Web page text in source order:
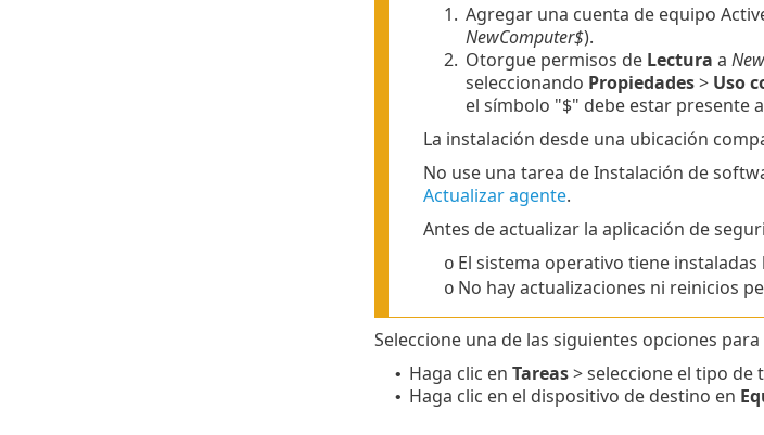
1. Agregar una cuenta de equipo
NewComputer$).
2. Otorgue permisos de Lectura a
seleccionando Propiedades> Uso
el símbolo "$" debe estar presente
La instalación desde una ubicación
No use una tarea de Instalación de
Actualizar agente.
Antes de actualizar la aplicación de
o El sistema operativo tiene
o No hay actualizaciones ni reinicios
Seleccione una de las siguientes opciones
• Haga clic en Tareas> seleccione el tipo de
• Haga clic en el dispositivo de destino en